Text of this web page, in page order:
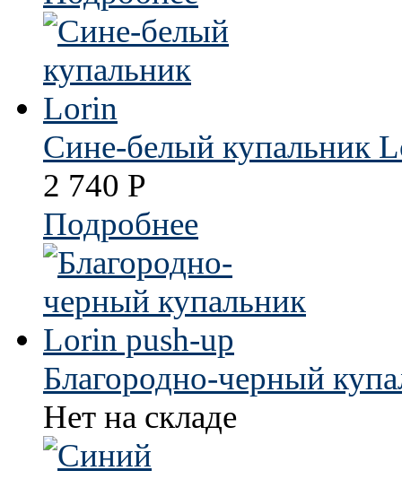
Сине-белый купальник
2 740 Р
Подробнее
Благородно-черный
Нет на складе